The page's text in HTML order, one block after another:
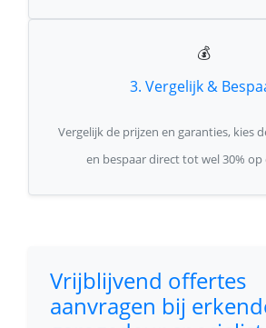
💰
3. Vergelijk &
Vergelijk de prijzen en garanties, kies
en bespaar direct tot wel 30% op
Vrijblijvend offertes
aanvragen bij